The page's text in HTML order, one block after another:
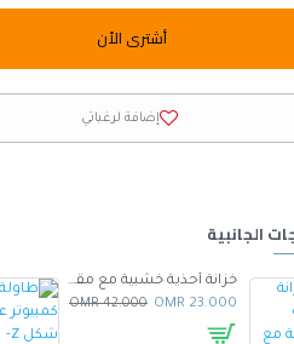
أشترى الأن
إضافة لرغباتي
الجانبية
خزانة أحذية خشبية مع مقعد أسود
23.000 OMR
42.000 OMR